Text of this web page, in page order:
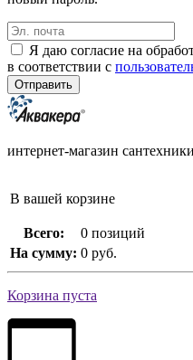
Я даю согласие на
в соответствии с
интернет-магазин
В вашей корзине
Всего:
0 позиций
На сумму: 0 руб.
Корзина пуста